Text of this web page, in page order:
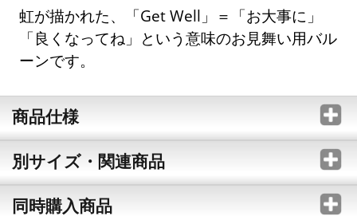
虹が描かれた、「Get Well」＝「お大事に」
「良くなってね」という意味のお見舞い用バル
ーンです。
商品仕様
別サイズ・関連商品
同時購入商品